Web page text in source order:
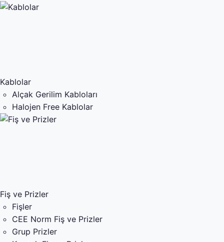
Kablolar
Alçak Gerilim Kabloları
Halojen Free Kablolar
Fiş ve Prizler
Fişler
CEE Norm Fiş ve Prizler
Grup Prizler